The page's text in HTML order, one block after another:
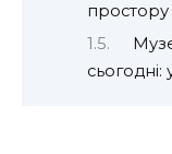
простору